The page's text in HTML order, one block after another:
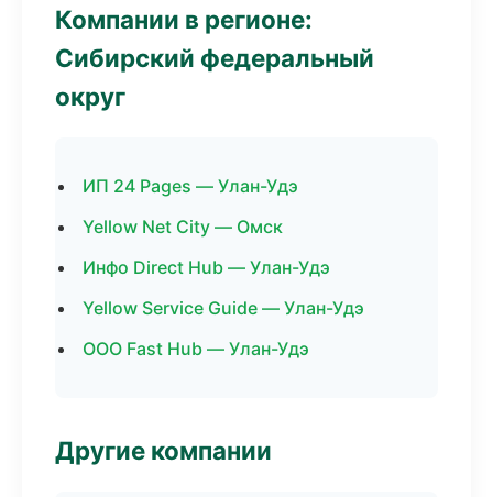
Компании в регионе:
Сибирский федеральный
округ
ИП 24 Pages — Улан-Удэ
Yellow Net City — Омск
Инфо Direct Hub — Улан-Удэ
Yellow Service Guide — Улан-Удэ
ООО Fast Hub — Улан-Удэ
Другие компании